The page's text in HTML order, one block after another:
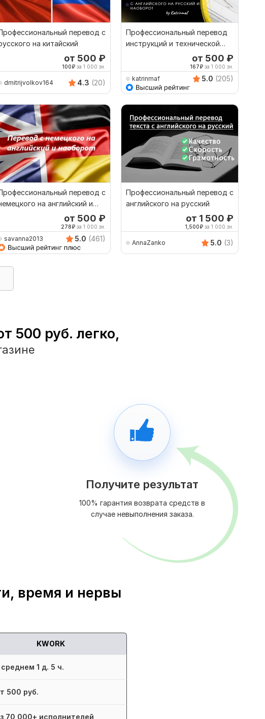
перевод с
на китайский
от 500 ₽
100₽ за 1 000 зн.
dmitrijvolkov164 4.3 (20)
Профессиональный перевод
инструкций и технической
от 500 ₽
167₽ за 1 000 зн.
katrinmaf 5.0 (205)
перевод с
на английский и
от 500 ₽
278₽ за 1 000 зн.
savanna2013 5.0 (461)
Профессиональный перевод с
английского на русский
от 1 500 ₽
1,500₽ за 1 000 зн.
AnnaZanko 5.0 (3)
500 руб. легко,
Получите результат
100% гарантия возврата средств в
случае невыполнения заказа.
время и нервы
KWORK
среднем 1 д. 5 ч.
500 руб.
70 000+ исполнителей